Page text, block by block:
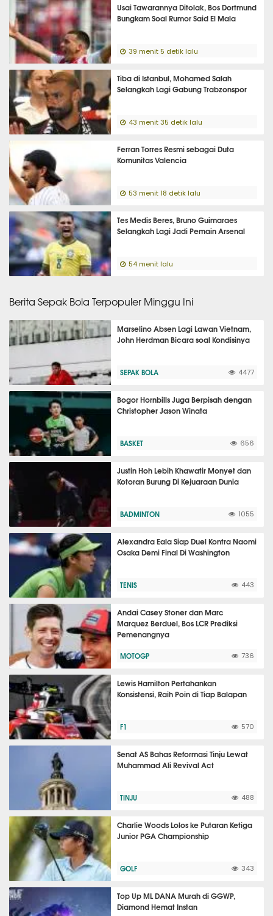
Usai Tawarannya Ditolak, Bos Dortmund
Bungkam Soal Rumor Said El Mala
39 menit 5 detik lalu
Tiba di Istanbul, Mohamed Salah
Selangkah Lagi Gabung Trabzonspor
43 menit 35 detik lalu
Ferran Torres Resmi sebagai Duta
Komunitas Valencia
53 menit 18 detik lalu
Tes Medis Beres, Bruno Guimaraes
Selangkah Lagi Jadi Pemain Arsenal
54 menit lalu
Berita Sepak Bola Terpopuler Minggu Ini
Marselino Absen Lagi Lawan Vietnam,
John Herdman Bicara soal Kondisinya
SEPAK BOLA 4477
Bogor Hornbills Juga Berpisah dengan
Christopher Jason Winata
BASKET 656
Justin Hoh Lebih Khawatir Monyet dan
Kotoran Burung Di Kejuaraan Dunia
BADMINTON 1055
Alexandra Eala Siap Duel Kontra Naomi
Osaka Demi Final Di Washington
TENIS 443
Andai Casey Stoner dan Marc
Marquez Berduel, Bos LCR Prediksi
Pemenangnya
MOTOGP 736
Lewis Hamilton Pertahankan
Konsistensi, Raih Poin di Tiap Balapan
F1 570
Senat AS Bahas Reformasi Tinju Lewat
Muhammad Ali Revival Act
TINJU 488
Charlie Woods Lolos ke Putaran Ketiga
Junior PGA Championship
GOLF 343
Top Up ML DANA Murah di GGWP,
Diamond Hemat Instan